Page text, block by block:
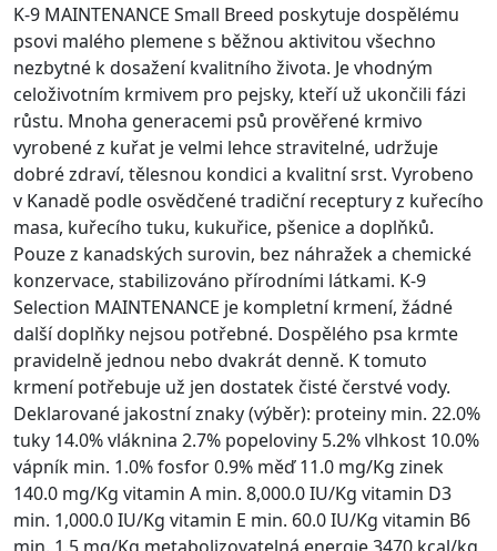
K-9 MAINTENANCE Small Breed poskytuje dospělému
psovi malého plemene s běžnou aktivitou všechno
nezbytné k dosažení kvalitního života. Je vhodným
celoživotním krmivem pro pejsky, kteří už ukončili fázi
růstu. Mnoha generacemi psů prověřené krmivo
vyrobené z kuřat je velmi lehce stravitelné, udržuje
dobré zdraví, tělesnou kondici a kvalitní srst. Vyrobeno
v Kanadě podle osvědčené tradiční receptury z kuřecího
masa, kuřecího tuku, kukuřice, pšenice a doplňků.
Pouze z kanadských surovin, bez náhražek a chemické
konzervace, stabilizováno přírodními látkami. K-9
Selection MAINTENANCE je kompletní krmení, žádné
další doplňky nejsou potřebné. Dospělého psa krmte
pravidelně jednou nebo dvakrát denně. K tomuto
krmení potřebuje už jen dostatek čisté čerstvé vody.
Deklarované jakostní znaky (výběr): proteiny min. 22.0%
tuky 14.0% vláknina 2.7% popeloviny 5.2% vlhkost 10.0%
vápník min. 1.0% fosfor 0.9% měď 11.0 mg/Kg zinek
140.0 mg/Kg vitamin A min. 8,000.0 IU/Kg vitamin D3
min. 1,000.0 IU/Kg vitamin E min. 60.0 IU/Kg vitamin B6